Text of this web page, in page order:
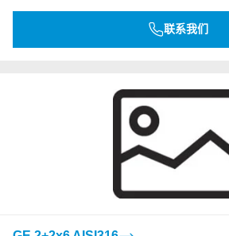
联系我们